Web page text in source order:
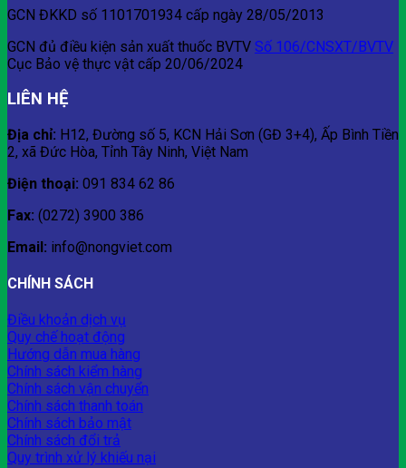
Trái
NÔNG
Cơm
Đỉnh
HỌC
HỆ
MỚI
GCN ĐKKD số 1101701934 cấp ngày 28/05/2013
GCN đủ điều kiện sản xuất thuốc BVTV Số 106/CNSXT/BVTV
Cục Bảo vệ thực vật cấp 20/06/2024
LIÊN HỆ
Địa chỉ: H12, Đường số 5, KCN Hải Sơn (GĐ 3+4), Ấp Bình Tiền
2, xã Đức Hòa, Tỉnh Tây Ninh, Việt Nam
Điện thoại: 091 834 62 86
Fax: (0272) 3900 386
Email: info@nongviet.com
CHÍNH SÁCH
Điều khoản dịch vụ
Quy chế hoạt động
Hướng dẫn mua hàng
Chính sách kiểm hàng
Chính sách vận chuyển
Chính sách thanh toán
Chính sách bảo mật
Chính sách đổi trả
Quy trình xử lý khiếu nại